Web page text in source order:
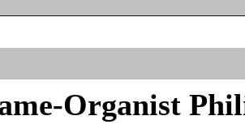
Organist